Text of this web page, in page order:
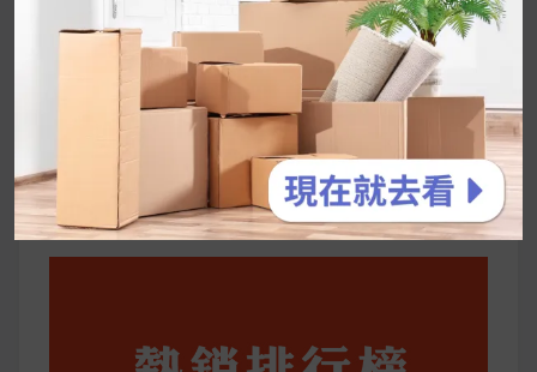
享～
2026 過年禮盒推薦｜五款百元健康伴手禮
停用猛健樂後會反彈嗎？作用解析＋停藥後體重
維持全攻略
公主營養師：飲食改變也是能快樂執行的！6 個
你一定要知道的技巧